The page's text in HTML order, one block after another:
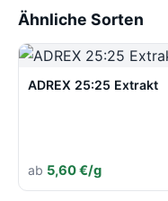
Ähnliche Sorten
ADREX 25:25 Extrakt
ab 5,60 €/g